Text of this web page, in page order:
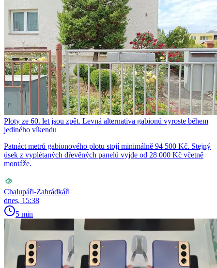
Ploty ze 60. let jsou zpět. Levná alternativa gabionů vyroste během
jediného víkendu
Patnáct metrů gabionového plotu stojí minimálně 94 500 Kč. Stejný
úsek z vyplétaných dřevěných panelů vyjde od 28 000 Kč včetně
montáže.
Chalupáři-Zahrádkáři
dnes, 15:38
5 min